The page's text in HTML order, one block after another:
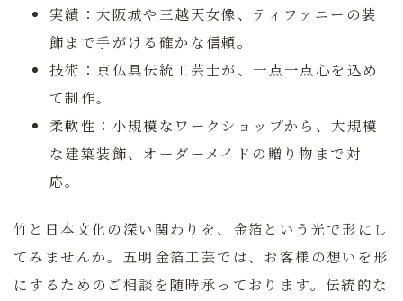
実績：大阪城や三越天女像、ティファニーの装
飾まで手がける確かな信頼。
技術： 京仏具伝統工芸士が、一点一点心を込め
て制作。
柔軟性： 小規模なワークショップから、大規模
な建築装飾、オーダーメイドの贈り物まで対
応。
竹と日本文化の深い関わりを、金箔という光で形にし
てみませんか。五明金箔工芸では、お客様の想いを形
にするためのご相談を随時承っております。伝統的な